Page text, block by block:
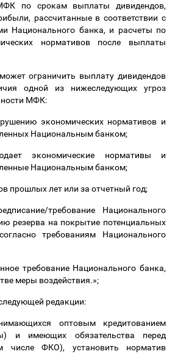
по срокам выплаты дивидендов,
рассчитанные в соответствии с
Национального банка, и расчеты по
нормативов после выплаты
ограничить выплату дивидендов
одной из нижеследующих угроз
МФК:
экономических нормативов и
Национальным банком;
экономические нормативы и
Национальным банком;
прошлых лет или за отчетный год;
требование Национального
резерва на покрытие потенциальных
требованиям Национального
требование Национального банка,
меры воздействия.»;
редакции:
оптовым кредитованием
и имеющих обязательства перед
числе ФКО), установить норматив